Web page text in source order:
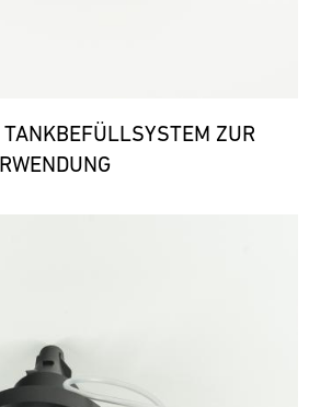
ZUR